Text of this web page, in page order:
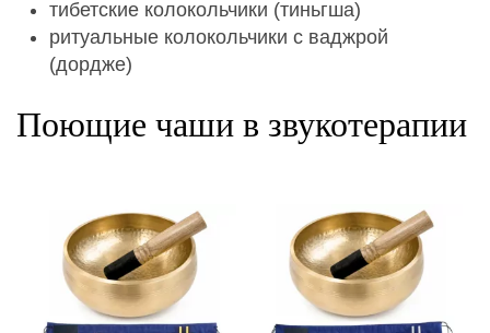
тибетские колокольчики (тиньгша)
ритуальные колокольчики с ваджрой
(дордже)
Поющие чаши в звукотерапии